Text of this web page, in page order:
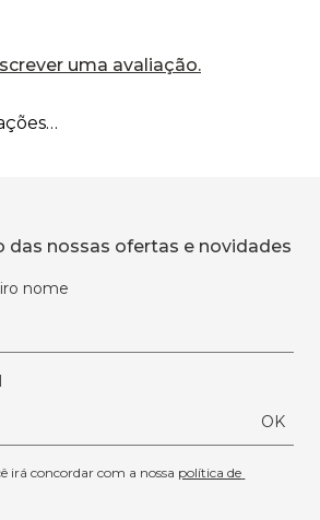
uma avaliação.
das nossas ofertas e novidades
nome
OK
irá concordar com a nossa política de